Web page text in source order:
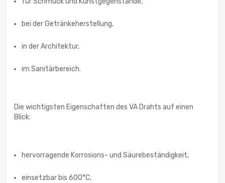
bei der Getränkeherstellung,
in der Architektur,
im Sanitärbereich.
Die wichtigsten Eigenschaften des VA Drahts auf einen
Blick:
hervorragende Korrosions- und Säurebeständigkeit,
einsetzbar bis 600°C,